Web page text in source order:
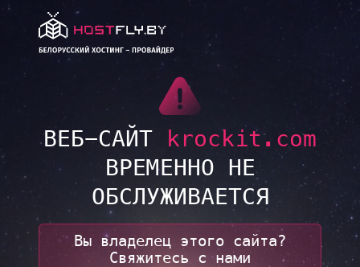
ВЕБ-САЙТ krockit.com
ВРЕМЕННО НЕ
ОБСЛУЖИВАЕТСЯ
Вы владелец этого сайта?
Свяжитесь с нами